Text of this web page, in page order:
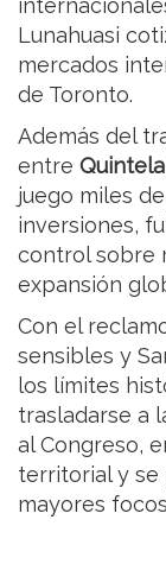
Lunahuasi
mercados
de Toronto.
Además del
entre Quintela
juego miles
inversiones,
control sobre
expansión
Con el
sensibles y
los límites
trasladarse a
al Congreso,
territorial y se
mayores